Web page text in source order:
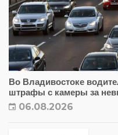
Во Владивостоке
штрафы с камеры за
06.08.2026